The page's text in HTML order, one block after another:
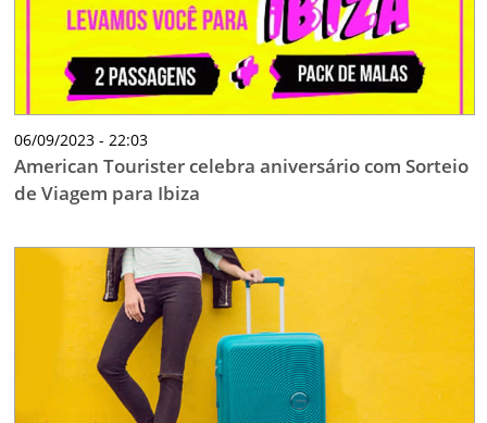
06/09/2023 - 22:03
American Tourister celebra aniversário com Sorteio
de Viagem para Ibiza